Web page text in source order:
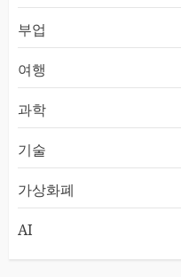
부업
여행
과학
기술
가상화폐
AI